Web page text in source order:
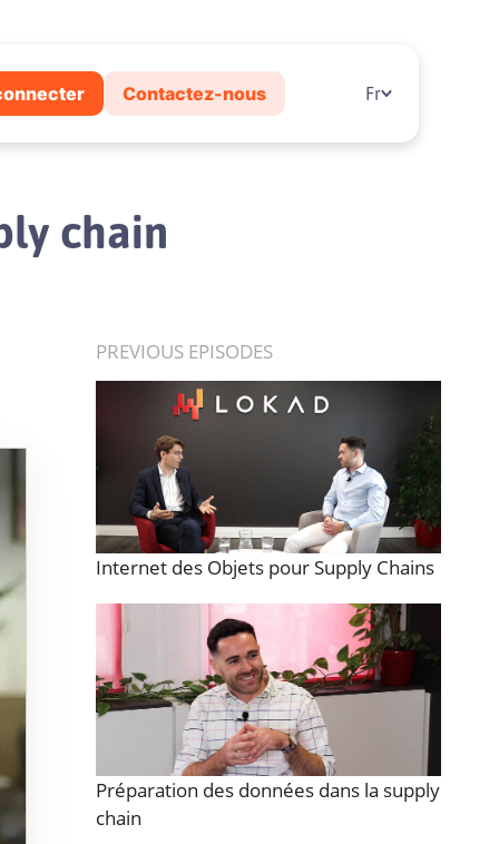
Contactez-nous Fr
chain
PREVIOUS EPISODES
Internet des Objets pour Supply Chains
Préparation des données dans la supply
chain